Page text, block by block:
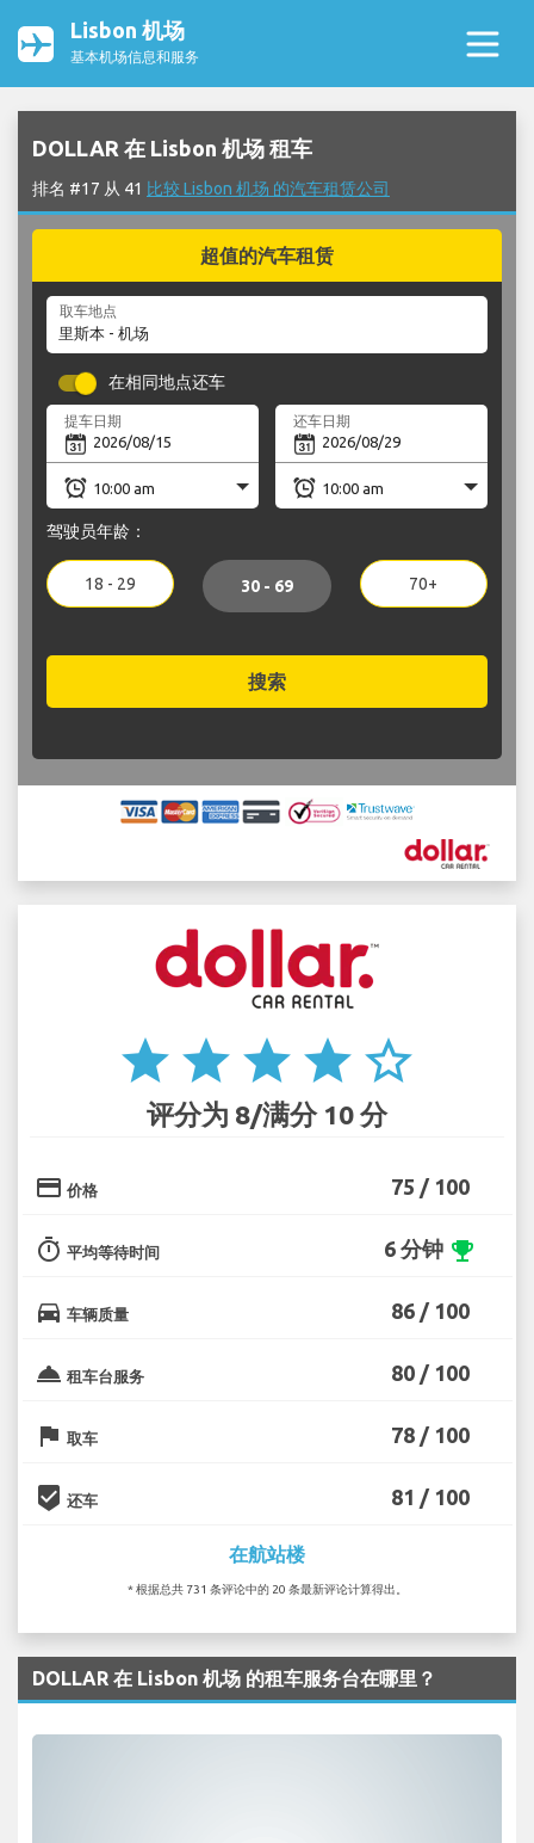
Lisbon 机场
基本机场信息和服务
DOLLAR 在 Lisbon 机场 租车
排名 #17 从 41 比较 Lisbon 机场 的汽车租赁公司
超值的汽车租赁
取车地点
在相同地点还车
提车日期 还车日期
驾驶员年龄：
18 - 29 30 - 69 70+
搜索
star star star star star_border
评分为 8/满分 10 分
credit_card 价格 75 / 100
timer 平均等待时间 6 分钟 emoji_events
directions_car 车辆质量 86 / 100
room_service 租车台服务 80 / 100
flag 取车 78 / 100
beenhere 还车 81 / 100
在航站楼
* 根据总共 731 条评论中的 20 条最新评论计算得出。
DOLLAR 在 Lisbon 机场 的租车服务台在哪里？